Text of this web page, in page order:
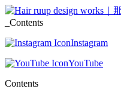
_Contents
Instagram
YouTube
Contents